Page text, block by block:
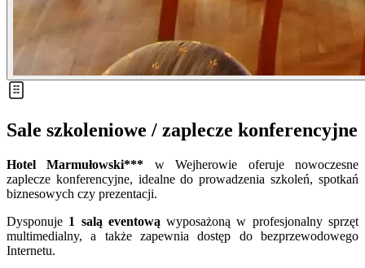
Sale szkoleniowe / zaplecze konferencyjne
Hotel Marmułowski*** w Wejherowie oferuje nowoczesne
zaplecze konferencyjne, idealne do prowadzenia szkoleń, spotkań
biznesowych czy prezentacji.
Dysponuje 1 salą eventowąwyposażoną w profesjonalny sprzęt
multimedialny, a także zapewnia dostęp do bezprzewodowego
Internetu.